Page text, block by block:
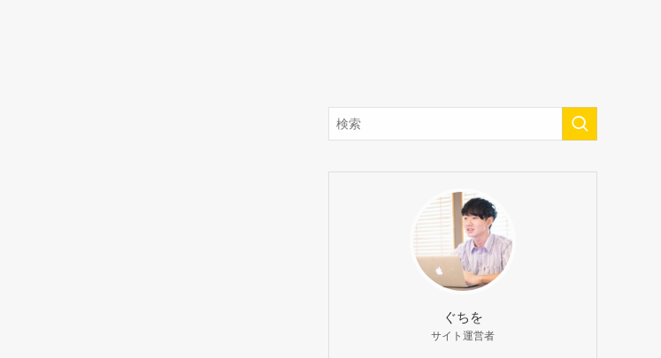
ぐちを
サイト運営者